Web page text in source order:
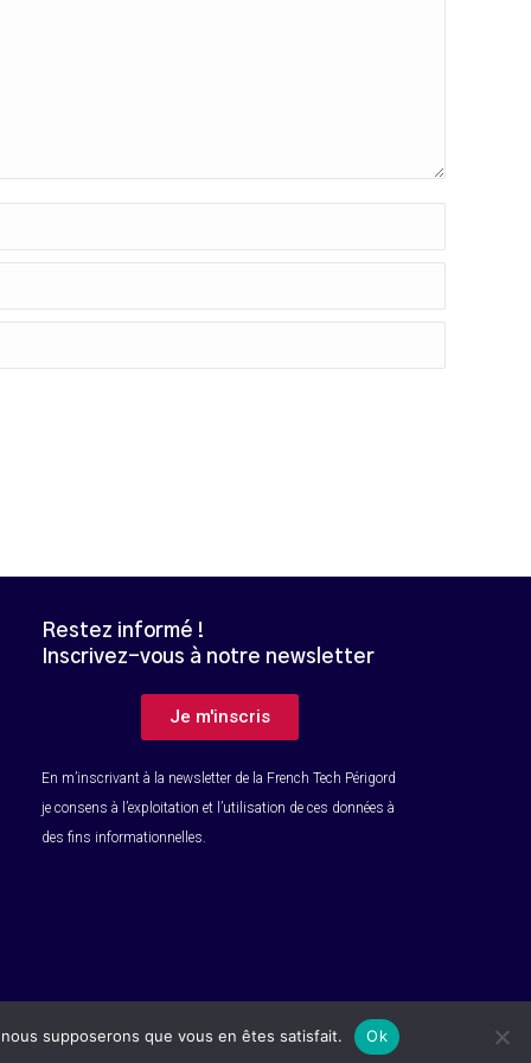
Restez informé !
Inscrivez-vous à notre newsletter
Je m'inscris
En m’inscrivant à la newsletter de la French Tech Périgord
je consens à l’exploitation et l’utilisation de ces données à
des fins informationnelles.
Mentions légales
supposerons que vous en êtes satisfait. Ok